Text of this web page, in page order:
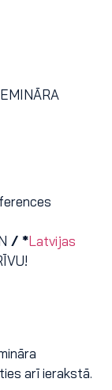
/ *Latvijas
arī ierakstā.